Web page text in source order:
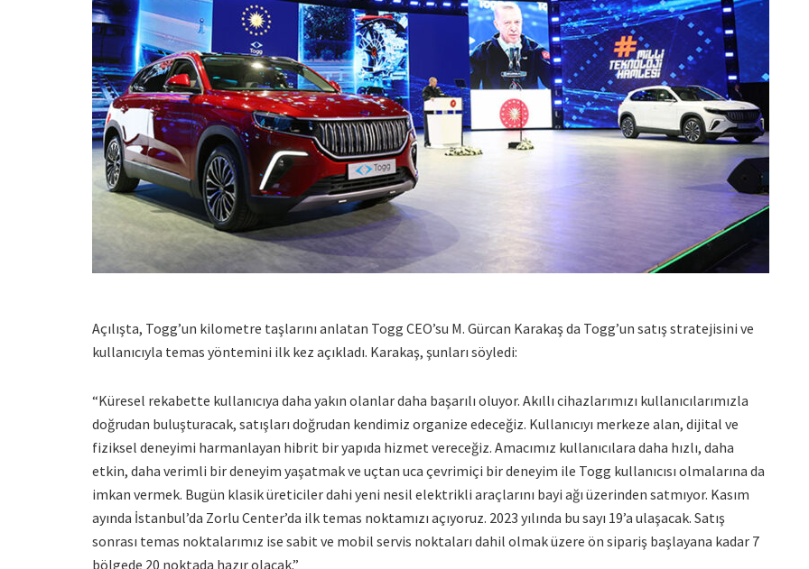
Açılışta, Togg’un kilometre taşlarını anlatan Togg CEO’su M. Gürcan Karakaş da Togg’un satış stratejisini ve
kullanıcıyla temas yöntemini ilk kez açıkladı. Karakaş, şunları söyledi:
“Küresel rekabette kullanıcıya daha yakın olanlar daha başarılı oluyor. Akıllı cihazlarımızı kullanıcılarımızla
doğrudan buluşturacak, satışları doğrudan kendimiz organize edeceğiz. Kullanıcıyı merkeze alan, dijital ve
fiziksel deneyimi harmanlayan hibrit bir yapıda hizmet vereceğiz. Amacımız kullanıcılara daha hızlı, daha
etkin, daha verimli bir deneyim yaşatmak ve uçtan uca çevrimiçi bir deneyim ile Togg kullanıcısı olmalarına da
imkan vermek. Bugün klasik üreticiler dahi yeni nesil elektrikli araçlarını bayi ağı üzerinden satmıyor. Kasım
ayında İstanbul’da Zorlu Center’da ilk temas noktamızı açıyoruz. 2023 yılında bu sayı 19’a ulaşacak. Satış
sonrası temas noktalarımız ise sabit ve mobil servis noktaları dahil olmak üzere ön sipariş başlayana kadar 7
bölgede 20 noktada hazır olacak.”